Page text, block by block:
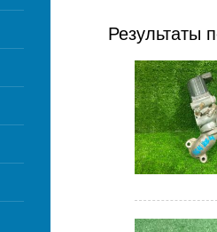
Результаты